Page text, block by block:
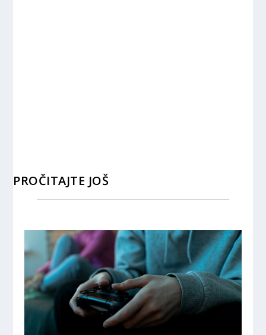
PROČITAJTE JOŠ